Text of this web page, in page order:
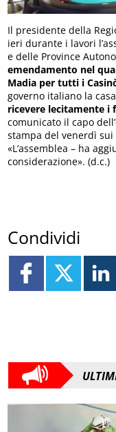
Il presidente della
ieri durante i lavori
e delle Province
emendamento nel
Madia per tutti i
governo italiano la
ricevere lecitamente i
comunicato il capo
stampa del venerdì
«L’assemblea – ha
considerazione». (d.c.)
Condividi